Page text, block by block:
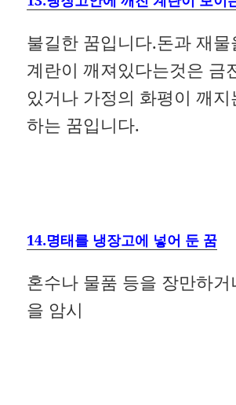
불길한 꿈입니다.돈과 재
계란이 깨져있다는것은 금
있거나 가정의 화평이 깨지
하는 꿈입니다.
14.명태를 냉장고에 넣어 둔 꿈
혼수나 물품 등을 장만하
을 암시